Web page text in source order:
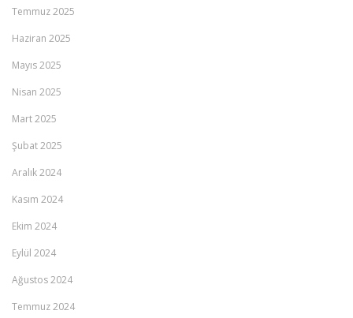
Temmuz 2025
Haziran 2025
Mayıs 2025
Nisan 2025
Mart 2025
Şubat 2025
Aralık 2024
Kasım 2024
Ekim 2024
Eylül 2024
Ağustos 2024
Temmuz 2024